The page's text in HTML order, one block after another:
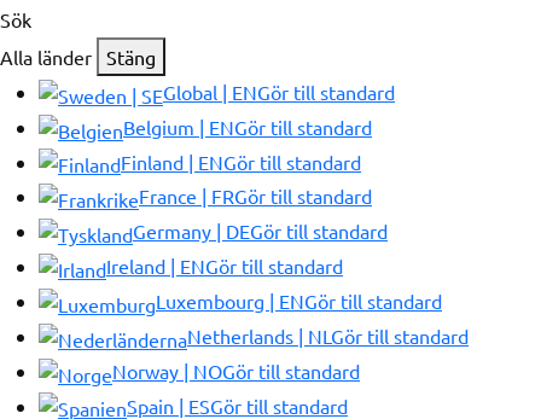
Sök
Alla länder Stäng
Global | ENGör till standard
Belgium | ENGör till standard
Finland | ENGör till standard
France | FRGör till standard
Germany | DEGör till standard
Ireland | ENGör till standard
Luxembourg | ENGör till standard
Netherlands | NL Gör till standard
Norway | NOGör till standard
Spain | ESGör till standard